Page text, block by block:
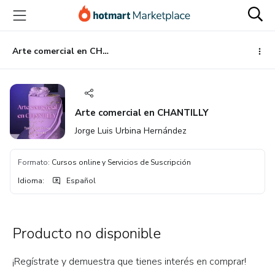
principal
página
de
página
Arte comercial en CHANTILLY
Arte comercial en CHANTILLY
Jorge Luis Urbina Hernández
Formato: Cursos online y Servicios de Suscripción
Idioma: Español
Producto no disponible
¡Regístrate y demuestra que tienes interés en comprar!